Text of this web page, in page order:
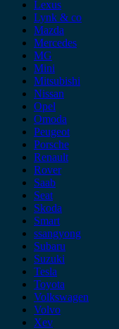
Lexus
Lynk & co
Mazda
Mercedes
MG
Mini
Mitsubishi
Nissan
Opel
Omoda
Peugeot
Porsche
Renault
Rover
Saab
Seat
Skoda
Smart
ssangyong
Subaru
Suzuki
Tesla
Toyota
Volkswagen
Volvo
Xev